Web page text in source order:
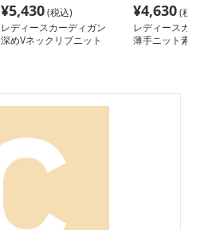
¥5,430(税込)
レディースカーディガン
深めVネックリブニット
¥4,630(税
レディースカ
薄手ニット素